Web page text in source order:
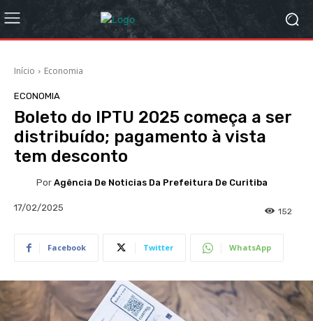
Início Economia
ECONOMIA
Boleto do IPTU 2025 começa a ser
distribuído; pagamento à vista
tem desconto
Por Agência De Noticias Da Prefeitura De Curitiba
17/02/2025 152
Facebook Twitter WhatsApp